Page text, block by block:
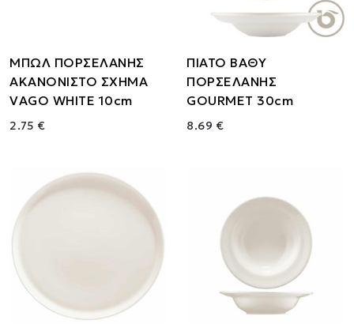
ΜΠΩΛ ΠΟΡΣΕΛΑΝΗΣ
ΑΚΑΝΟΝΙΣΤΟ ΣΧΗΜΑ
VAGO WHITE 10cm
2.75 €
ΠΙΑΤΟ ΒΑΘΥ
ΠΟΡΣΕΛΑΝΗΣ
GOURMET 30cm
8.69 €